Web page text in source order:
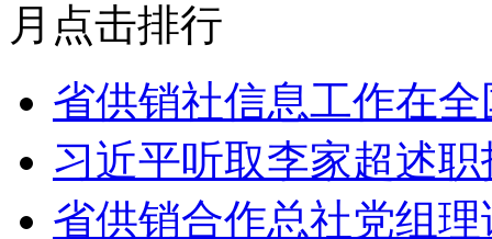
月点击排行
省供销社信息工作在
习近平听取李家超述
省供销合作总社党组